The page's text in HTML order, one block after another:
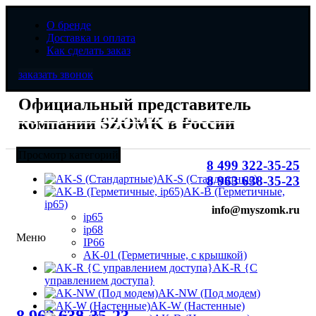
О бренде
Доставка и оплата
Как сделать заказ
заказать звонок
Официальный представитель
компании SZOMK в России
Официальный представитель
компании SZOMK в России
8 499 322-35-25
8 963 638-35-23
info@myszomk.ru
Меню
8 (499) 322-35-25
AK-S (Стандартные)
AK-B (Герметичные,
ip65)
ip65
ip68
IP66
AK-01 (Герметичные, с крышкой)
AK-R {С
управлением доступа}
AK-NW (Под модем)
AK-W (Настенные)